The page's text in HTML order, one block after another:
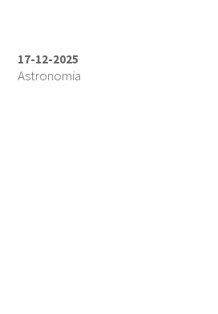
17-12-2025
Astronomia